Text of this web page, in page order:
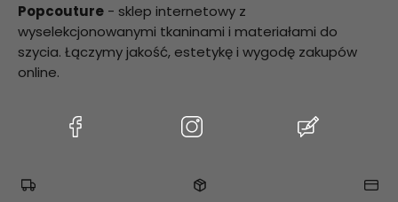
Popcouture - sklep internetowy z
wyselekcjonowanymi tkaninami i materiałami do
szycia. Łączymy jakość, estetykę i wygodę zakupów
online.
(Otwiera
nowej
(Otwiera